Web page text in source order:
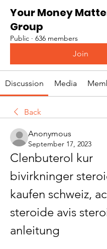
Your Money
Group
Public · 636 members
Join
Discussion Media
Back
Anonymous
September 17, 2023
Clenbuterol kur
bivirkninger
kaufen schweiz,
steroide avis
anleitung